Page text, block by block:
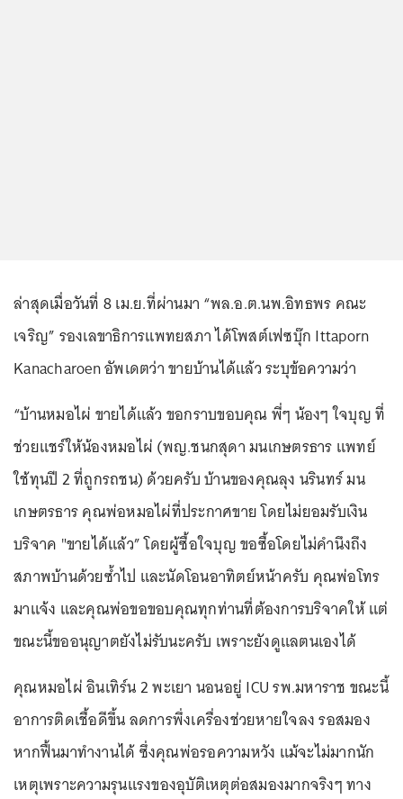
ล่าสุดเมื่อวันที่ 8 เม.ย.ที่ผ่านมา “พล.อ.ต.นพ.อิทธพร คณะ
เจริญ” รองเลขาธิการแพทยสภา ได้โพสต์เฟซบุ๊ก Ittaporn
Kanacharoen อัพเดตว่า ขายบ้านได้แล้ว ระบุข้อความว่า
“บ้านหมอไผ่ ขายได้แล้ว ขอกราบขอบคุณ พี่ๆ น้องๆ ใจบุญ ที่
ช่วยแชร์ให้น้องหมอไผ่ (พญ.ชนกสุดา มนเกษตรธาร แพทย์
ใช้ทุนปี 2 ที่ถูกรถชน) ด้วยครับ บ้านของคุณลุง นรินทร์ มน
เกษตรธาร คุณพ่อหมอไผ่ที่ประกาศขาย โดยไม่ยอมรับเงิน
บริจาค "ขายได้แล้ว” โดยผู้ซื้อใจบุญ ขอซื้อโดยไม่คำนึงถึง
สภาพบ้านด้วยซ้ำไป และนัดโอนอาทิตย์หน้าครับ คุณพ่อโทร
มาแจ้ง และคุณพ่อขอขอบคุณทุกท่านที่ต้องการบริจาคให้ แต่
ขณะนี้ขออนุญาตยังไม่รับนะครับ เพราะยังดูแลตนเองได้
คุณหมอไผ่ อินเทิร์น 2 พะเยา นอนอยู่ ICU รพ.มหาราช ขณะนี้
อาการติดเชื้อดีขึ้น ลดการพึ่งเครื่องช่วยหายใจลง รอสมอง
หากฟื้นมาทำงานได้ ซึ่งคุณพ่อรอความหวัง แม้จะไม่มากนัก
เหตุเพราะความรุนแรงของอุบัติเหตุต่อสมองมากจริงๆ ทาง